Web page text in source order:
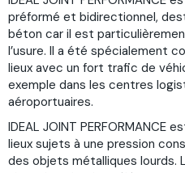
préformé et bidirectionnel,
béton car il est
l’usure. Il a été spécialement
lieux avec un fort trafic de
exemple dans les centres
aéroportuaires.
IDEAL JOINT
lieux sujets à une pression
des objets métalliques